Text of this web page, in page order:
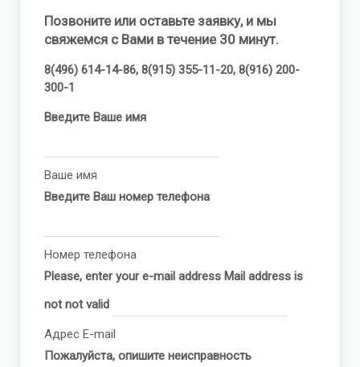
Позвоните или оставьте заявку, и мы
свяжемся с Вами в течение 30 минут.
8(496) 614-14-86, 8(915) 355-11-20, 8(916) 200-
300-1
Введите Ваше имя
Ваше имя
Введите Ваш номер телефона
Номер телефона
Please, enter your e-mail address Mail address is
not not valid
Адрес E-mail
Пожалуйста, опишите неисправность